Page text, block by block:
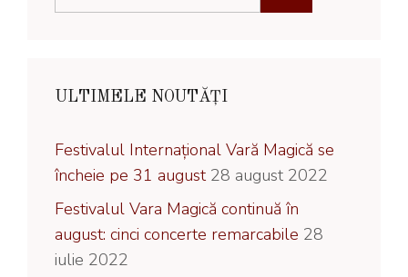
ULTIMELE NOUTĂȚI
Festivalul Internațional Vară Magică se
încheie pe 31 august 28 august 2022
Festivalul Vara Magică continuă în
august: cinci concerte remarcabile 28
iulie 2022